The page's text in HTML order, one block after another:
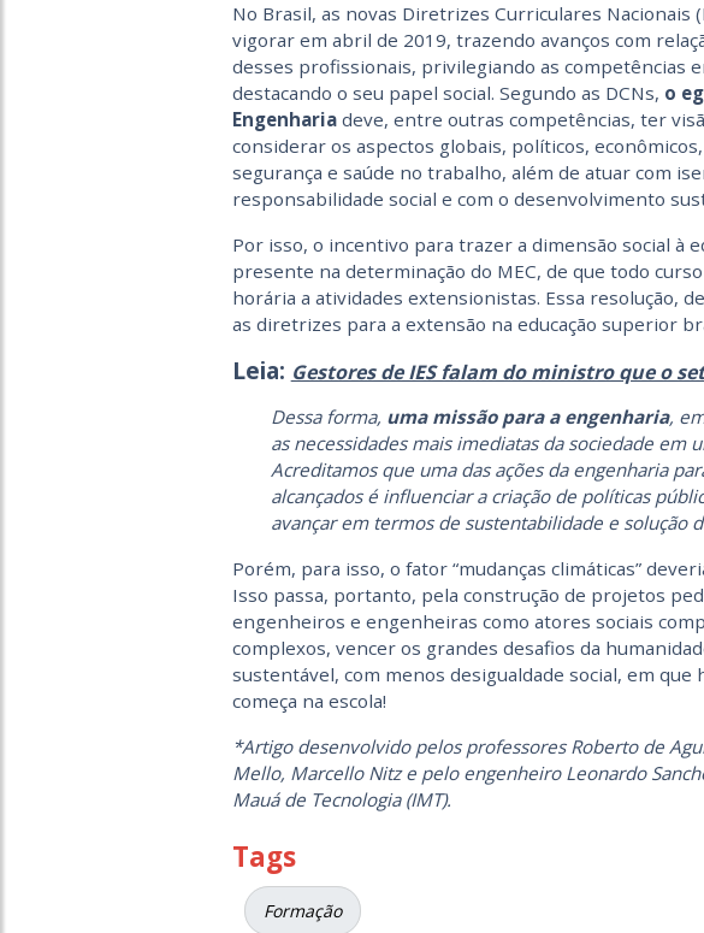
No Brasil, as novas Diretrizes Curriculares Nacionais
vigorar em abril de 2019, trazendo avanços com
desses profissionais, privilegiando as competências
destacando o seu papel social. Segundo as DCNs, o
Engenhariadeve, entre outras competências, ter
considerar os aspectos globais, políticos,
segurança e saúde no trabalho, além de atuar com
responsabilidade social e com o desenvolvimento
Por isso, o incentivo para trazer a dimensão social à
presente na determinação do MEC, de que todo
horária a atividades extensionistas. Essa resolução,
as diretrizes para a extensão na educação superior
Leia: Gestores de IES falam do ministro que o
Dessa forma, uma missão para a engenharia,
as necessidades mais imediatas da sociedade em
Acreditamos que uma das ações da engenharia
alcançados é influenciar a criação de políticas
avançar em termos de sustentabilidade e solução
Porém, para isso, o fator “mudanças climáticas”
Isso passa, portanto, pela construção de projetos
engenheiros e engenheiras como atores sociais
complexos, vencer os grandes desafios da
sustentável, com menos desigualdade social, em que
começa na escola!
*Artigo desenvolvido pelos professores Roberto de
Mello, Marcello Nitz e pelo engenheiro Leonardo
Mauá de Tecnologia (IMT).
Tags
Formação